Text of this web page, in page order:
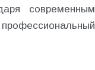
современным